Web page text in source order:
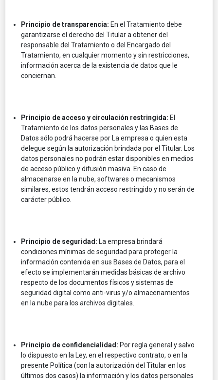
Principio de transparencia: En el Tratamiento debe
garantizarse el derecho del Titular a obtener del
responsable del Tratamiento o del Encargado del
Tratamiento, en cualquier momento y sin restricciones,
información acerca de la existencia de datos que le
conciernan.
Principio de acceso y circulación restringida: El
Tratamiento de los datos personales y las Bases de
Datos sólo podrá hacerse por La empresa o quien esta
delegue según la autorización brindada por el Titular. Los
datos personales no podrán estar disponibles en medios
de acceso público y difusión masiva. En caso de
almacenarse en la nube, softwares o mecanismos
similares, estos tendrán acceso restringido y no serán de
carácter público.
Principio de seguridad: La empresa brindará
condiciones mínimas de seguridad para proteger la
información contenida en sus Bases de Datos, para el
efecto se implementarán medidas básicas de archivo
respecto de los documentos físicos y sistemas de
seguridad digital como anti-virus y/o almacenamientos
en la nube para los archivos digitales.
Principio de confidencialidad: Por regla general y salvo
lo dispuesto en la Ley, en el respectivo contrato, o en la
presente Política (con la autorización del Titular en los
últimos dos casos) la información y los datos personales